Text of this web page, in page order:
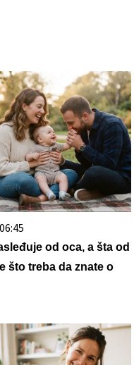
od oca, a šta od
što treba da znate o